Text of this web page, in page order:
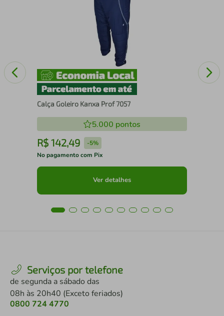
Calça Goleiro Kanxa Prof 7057
5.000 pontos
R$ 142,49 -5%
No pagamento com Pix
Ver detalhes
Serviços por telefone
de segunda a sábado das
08h às 20h40 (Exceto feriados)
0800 724 4770